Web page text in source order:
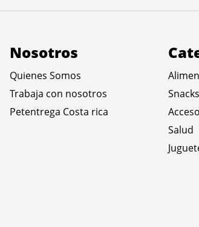
Nosotros
Quienes Somos
Trabaja con nosotros
Petentrega Costa rica
Snacks
Salud